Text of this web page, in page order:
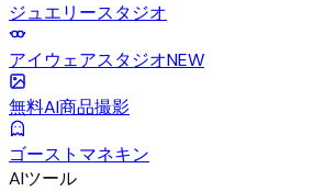
ジュエリースタジオ
アイウェアスタジオNEW
無料AI商品撮影
ゴーストマネキン
AIツール